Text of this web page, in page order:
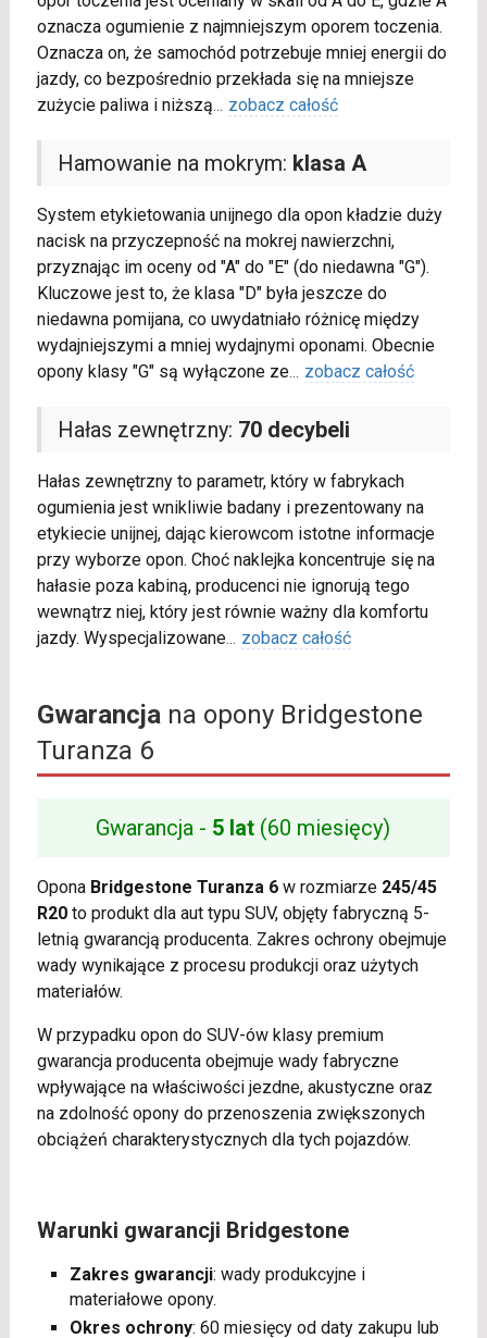
oznacza ogumienie z najmniejszym oporem toczenia.
Oznacza on, że samochód potrzebuje mniej energii do
jazdy, co bezpośrednio przekłada się na mniejsze
zużycie paliwa i niższą... zobacz całość
Hamowanie na mokrym: klasa A
System etykietowania unijnego dla opon kładzie duży
nacisk na przyczepność na mokrej nawierzchni,
przyznając im oceny od "A" do "E" (do niedawna "G").
Kluczowe jest to, że klasa "D" była jeszcze do
niedawna pomijana, co uwydatniało różnicę między
wydajniejszymi a mniej wydajnymi oponami. Obecnie
opony klasy "G" są wyłączone ze... zobacz całość
Hałas zewnętrzny: 70 decybeli
Hałas zewnętrzny to parametr, który w fabrykach
ogumienia jest wnikliwie badany i prezentowany na
etykiecie unijnej, dając kierowcom istotne informacje
przy wyborze opon. Choć naklejka koncentruje się na
hałasie poza kabiną, producenci nie ignorują tego
wewnątrz niej, który jest równie ważny dla komfortu
jazdy. Wyspecjalizowane... zobacz całość
Gwarancjana opony Bridgestone
Turanza 6
Gwarancja - 5 lat (60 miesięcy)
Opona Bridgestone Turanza 6w rozmiarze 245/45
R20to produkt dla aut typu SUV, objęty fabryczną 5-
letnią gwarancją producenta. Zakres ochrony obejmuje
wady wynikające z procesu produkcji oraz użytych
materiałów.
W przypadku opon do SUV-ów klasy premium
gwarancja producenta obejmuje wady fabryczne
wpływające na właściwości jezdne, akustyczne oraz
na zdolność opony do przenoszenia zwiększonych
obciążeń charakterystycznych dla tych pojazdów.
Warunki gwarancji Bridgestone
Zakres gwarancji: wady produkcyjne i
materiałowe opony.
Okres ochrony: 60 miesięcy od daty zakupu lub